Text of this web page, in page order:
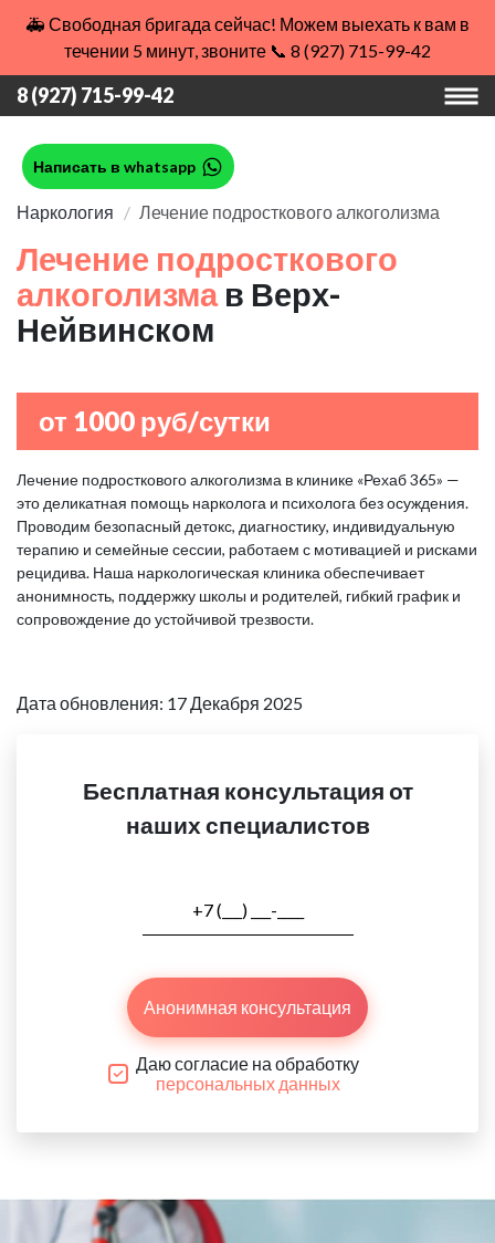
🚑 Свободная бригада сейчас! Можем выехать к вам в
течении 5 минут, звоните 📞 8 (927) 715-99-42
8 (927) 715-99-42
Написать в whatsapp
Наркология Лечение подросткового алкоголизма
Лечение подросткового
алкоголизма в Верх-
Нейвинском
от 1000 руб/сутки
Лечение подросткового алкоголизма в клинике «Рехаб 365» —
это деликатная помощь нарколога и психолога без осуждения.
Проводим безопасный детокс, диагностику, индивидуальную
терапию и семейные сессии, работаем с мотивацией и рисками
рецидива. Наша наркологическая клиника обеспечивает
анонимность, поддержку школы и родителей, гибкий график и
сопровождение до устойчивой трезвости.
Дата обновления: 17 Декабря 2025
Бесплатная консультация от
наших специалистов
Анонимная консультация
Даю согласие на обработку
персональных данных